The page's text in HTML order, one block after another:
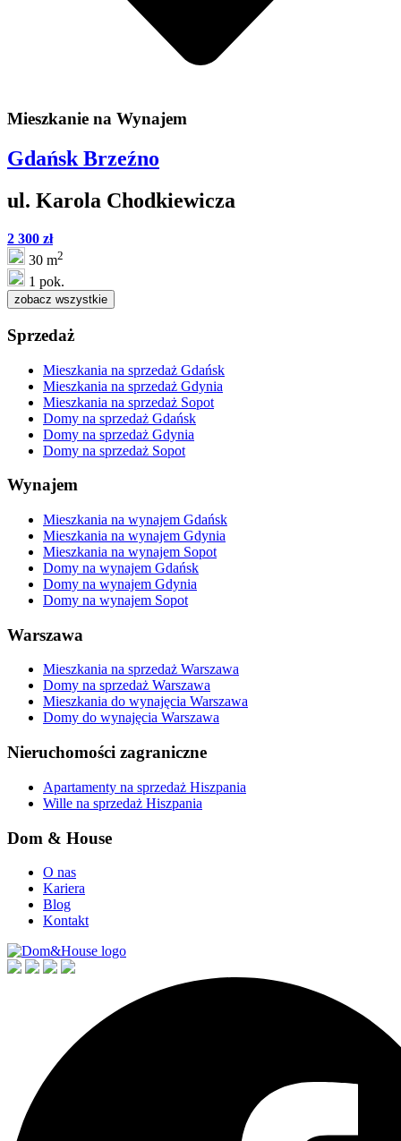
Mieszkanie na Wynajem
Gdańsk Brzeźno
ul. Karola Chodkiewicza
2 300 zł
30 m2
1 pok.
zobacz wszystkie
Sprzedaż
Mieszkania na sprzedaż Gdańsk
Mieszkania na sprzedaż Gdynia
Mieszkania na sprzedaż Sopot
Domy na sprzedaż Gdańsk
Domy na sprzedaż Gdynia
Domy na sprzedaż Sopot
Wynajem
Mieszkania na wynajem Gdańsk
Mieszkania na wynajem Gdynia
Mieszkania na wynajem Sopot
Domy na wynajem Gdańsk
Domy na wynajem Gdynia
Domy na wynajem Sopot
Warszawa
Mieszkania na sprzedaż Warszawa
Domy na sprzedaż Warszawa
Mieszkania do wynajęcia Warszawa
Domy do wynajęcia Warszawa
Nieruchomości zagraniczne
Apartamenty na sprzedaż Hiszpania
Wille na sprzedaż Hiszpania
Dom & House
O nas
Kariera
Blog
Kontakt